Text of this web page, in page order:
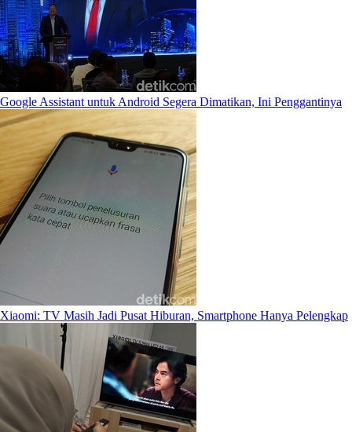
Google Assistant untuk Android Segera Dimatikan, Ini Penggantinya
Xiaomi: TV Masih Jadi Pusat Hiburan, Smartphone Hanya Pelengkap